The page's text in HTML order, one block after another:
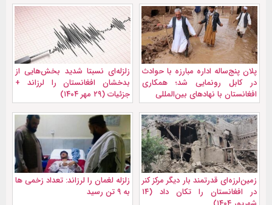
پلان پنج‌ساله اداره مبارزه با حوادث
در کابل رونمایی شد؛ همکاری
افغانستان با نهادهای بین‌المللی
زلزله‌ای نسبتا شدید بخش‌هایی از
بدخشان افغانستان را لرزاند +
جزئیات (۲۹ مهر ۱۴۰۴)
زمین‌لرزه‌ای قدرتمند بار دیگر مرکز کنر
در افغانستان را تکان داد (۱۴
زلزله لغمان را لرزاند: تعداد زخمی ها
به ۹ تن رسید